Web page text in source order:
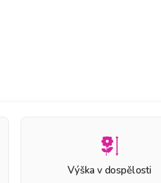
Výška v dospělosti